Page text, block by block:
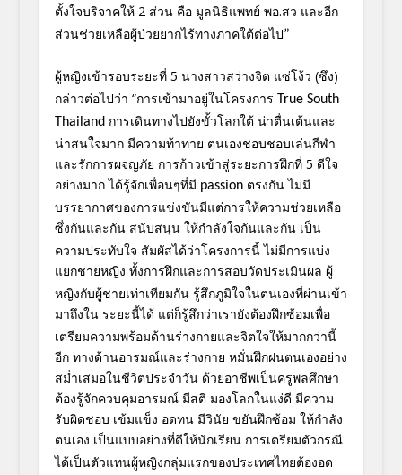
ตั้งใจบริจาคให้ 2 ส่วน คือ มูลนิธิแพทย์ พอ.สว และอีก
ส่วนช่วยเหลือผู้ป่วยยากไร้ทางภาคใต้ต่อไป”
ผู้หญิงเข้ารอบระยะที่ 5 นางสาวสว่างจิต แซ่โง้ว (ซึง)
กล่าวต่อไปว่า “การเข้ามาอยู่ในโครงการ True South
Thailand การเดินทางไปยังขั้วโลกใต้ น่าตื่นเต้นและ
น่าสนใจมาก มีความท้าทาย ตนเองชอบชอบเล่นกีฬา
และรักการผจญภัย การก้าวเข้าสู่ระยะการฝึกที่ 5 ดีใจ
อย่างมาก ได้รู้จักเพื่อนๆที่มี passionตรงกัน ไม่มี
บรรยากาศของการแข่งขันมีแต่การให้ความช่วยเหลือ
ซึ่งกันและกัน สนับสนุน ให้กำลังใจกันและกัน เป็น
ความประทับใจ สัมผัสได้ว่าโครงการนี้ ไม่มีการแบ่ง
แยกชายหญิง ทั้งการฝึกและการสอบวัดประเมินผล ผู้
หญิงกับผู้ชายเท่าเทียมกัน รู้สึกภูมิใจในตนเองที่ผ่านเข้า
มาถึงใน ระยะนี้ได้ แต่ก็รู้สึกว่าเรายังต้องฝึกซ้อมเพื่อ
เตรียมความพร้อมด้านร่างกายและจิตใจให้มากกว่านี้
อีก ทางด้านอารมณ์และร่างกาย หมั่นฝึกฝนตนเองอย่าง
สม่ำเสมอในชีวิตประจำวัน ด้วยอาชีพเป็นครูพลศึกษา
ต้องรู้จักควบคุมอารมณ์ มีสติ มองโลกในแง่ดี มีความ
รับผิดชอบ เข้มแข็ง อดทน มีวินัย ขยันฝึกซ้อม ให้กำลัง
ตนเอง เป็นแบบอย่างที่ดีให้นักเรียน การเตรียมตัวกรณี
ได้เป็นตัวแทนผู้หญิงกลุ่มแรกของประเทศไทยต้องอด